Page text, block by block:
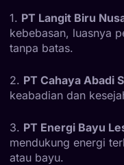
1. PT Langit Biru
kebebasan, luasnya
tanpa batas.
2. PT Cahaya Abadi
keabadian dan
3. PT Energi Bayu
mendukung energi
atau bayu.